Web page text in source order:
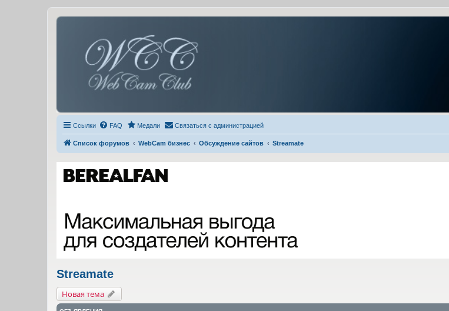
Ссылки FAQ Медали Связаться с администрацией
Список форумов WebCam бизнес Обсуждение сайтов Streamate
Streamate
Новая тема